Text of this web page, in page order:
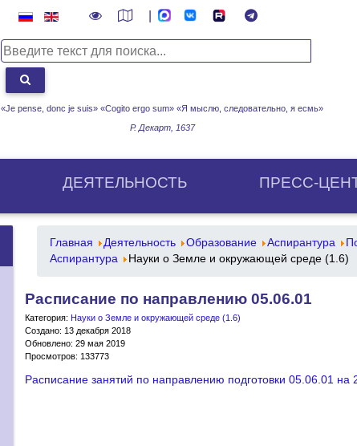
«Je pense, donc je suis» «Cogito ergo sum» «Я мыслю, следовательно, я есмь»
Р. Декарт, 1637
ДЕЯТЕЛЬНОСТЬ ПРЕСС-
Главная Деятельность Образование Аспирантура
Аспирантура
Науки о Земле и окружающей среде (1.6)
Расписание по направлению 05.06.01
Категория: Науки о Земле и окружающей среде (1.6)
Создано: 13 декабря 2018
Обновлено: 29 мая 2019
Просмотров: 133773
Расписание занятий по направлению подготовки 05.06.01 на